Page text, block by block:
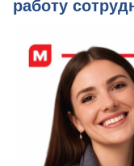
работу